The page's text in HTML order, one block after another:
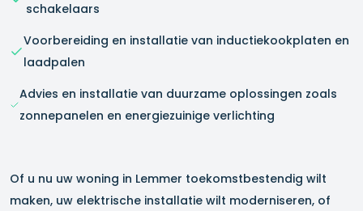
schakelaars
Voorbereiding en installatie van inductiekookplaten en
laadpalen
Advies en installatie van duurzame oplossingen zoals
zonnepanelen en energiezuinige verlichting
Of u nu uw woning in Lemmer toekomstbestendig wilt
maken, uw elektrische installatie wilt moderniseren, of